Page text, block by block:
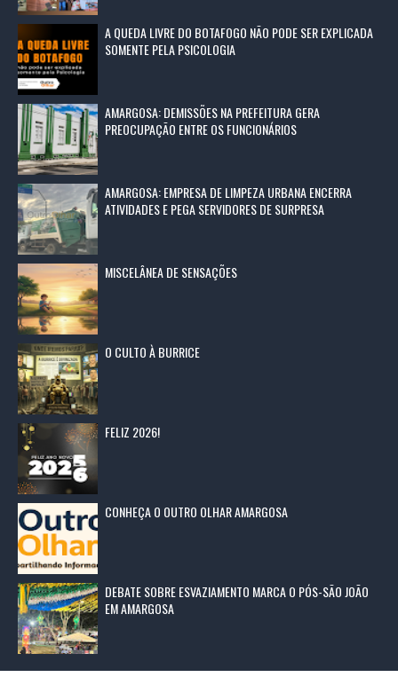
A QUEDA LIVRE DO BOTAFOGO NÃO PODE SER EXPLICADA
SOMENTE PELA PSICOLOGIA
AMARGOSA: DEMISSÕES NA PREFEITURA GERA
PREOCUPAÇÃO ENTRE OS FUNCIONÁRIOS
AMARGOSA: EMPRESA DE LIMPEZA URBANA ENCERRA
ATIVIDADES E PEGA SERVIDORES DE SURPRESA
MISCELÂNEA DE SENSAÇÕES
O CULTO À BURRICE
FELIZ 2026!
CONHEÇA O OUTRO OLHAR AMARGOSA
DEBATE SOBRE ESVAZIAMENTO MARCA O PÓS-SÃO JOÃO
EM AMARGOSA